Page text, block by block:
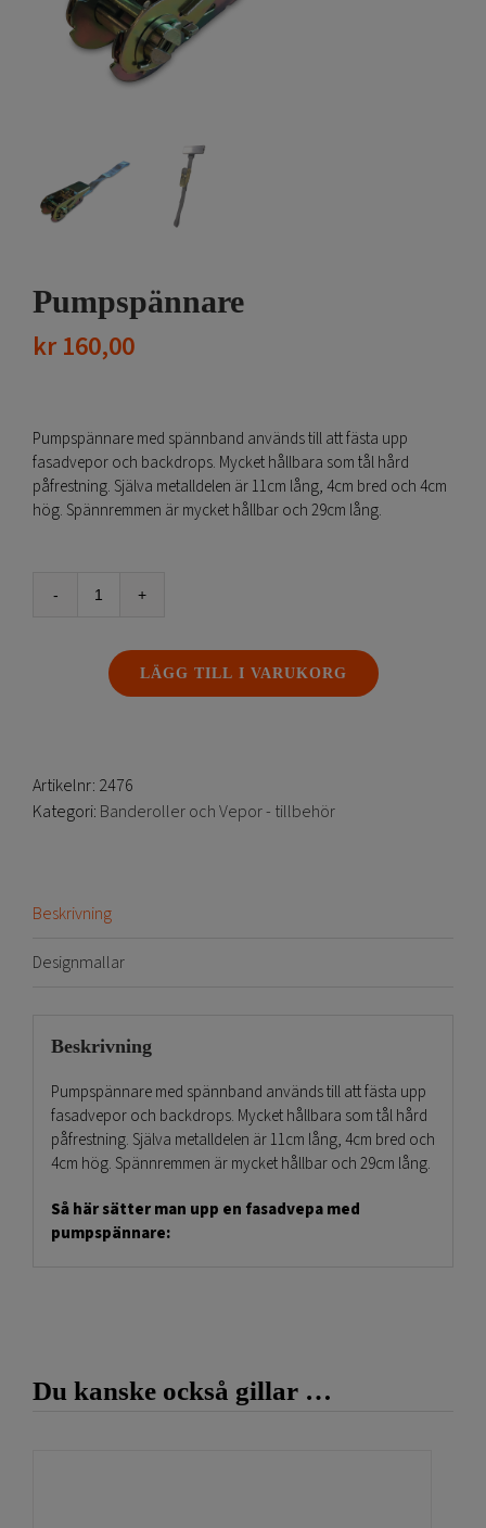
Pumpspännare
kr160,00
Pumpspännare med spännband används till att fästa upp
fasadvepor och backdrops. Mycket hållbara som tål hård
påfrestning. Själva metalldelen är 11cm lång, 4cm bred och 4cm
hög. Spännremmen är mycket hållbar och 29cm lång.
Pumpspännare
LÄGG TILL I VARUKORG
Artikelnr: 2476
Kategori: Banderoller och Vepor - tillbehör
Beskrivning
Designmallar
Beskrivning
Pumpspännare med spännband används till att fästa upp
fasadvepor och backdrops. Mycket hållbara som tål hård
påfrestning. Själva metalldelen är 11cm lång, 4cm bred och
4cm hög. Spännremmen är mycket hållbar och 29cm lång.
Så här sätter man upp en fasadvepa med
pumpspännare:
Trä sedan på en kederskena nertill på
Du kanske också gillar …